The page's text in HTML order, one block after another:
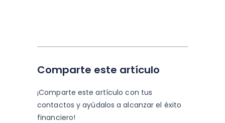
Comparte este artículo
¡Comparte este artículo con tus
contactos y ayúdalos a alcanzar el éxito
financiero!